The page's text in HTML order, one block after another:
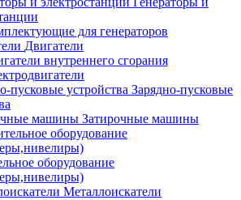
для генераторов
Двигатели
внутреннего сгорания
Зарядно-пусковые
Затирочные машины
оборудование
Металлоискатели